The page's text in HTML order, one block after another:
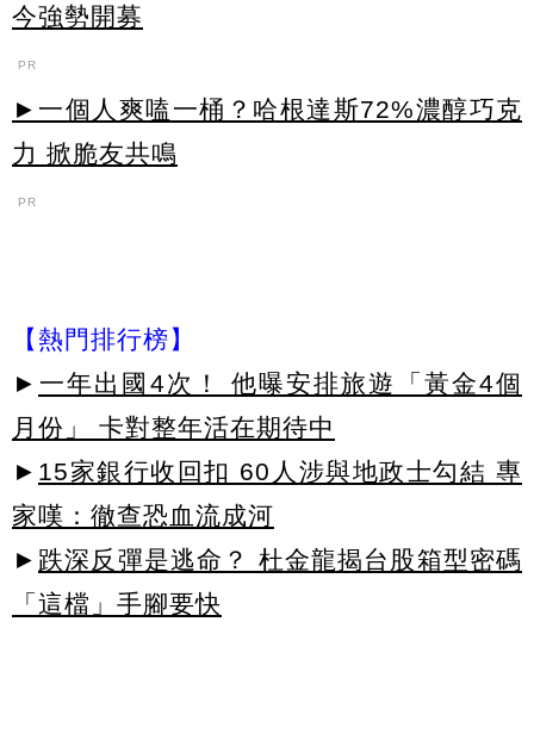
今強勢開募
PR
►一個人爽嗑一桶？哈根達斯72%濃醇巧克
力 掀脆友共鳴
PR
【熱門排行榜】
► 一年出國4次！ 他曝安排旅遊「黃金4個
月份」 卡對整年活在期待中
► 15家銀行收回扣 60人涉與地政士勾結 專
家嘆：徹查恐血流成河
► 跌深反彈是逃命？ 杜金龍揭台股箱型密碼
「這檔」手腳要快